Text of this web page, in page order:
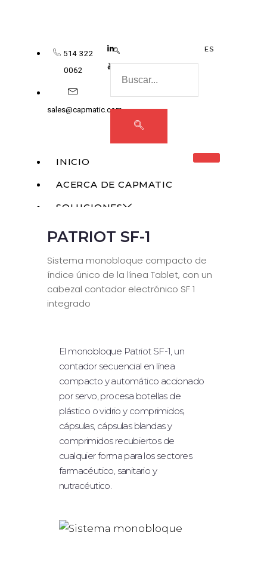
514 322
0062
sales@capmatic.com
ES
INICIO
ACERCA DE CAPMATIC
SOLUCIONES
MONOBLOQUE
RELLENO LÍQUIDO
DOSIFICACIÓN SÓLIDA
RELLENO DE POLVO
ETIQUETADO
SISTEMA ROBÓTICO
TABLEROS DE MESA
EQUIPAMIENTO OPCIONAL
INDUSTRIAS
FARMACÉUTICO/NUTRACÉUTICO
VIDA
PATRIOT SF-1
Sistema monobloque compacto de
índice único de la línea Tablet, con un
cabezal contador electrónico SF 1
integrado
El monobloque Patriot SF-1, un
contador secuencial en línea
compacto y automático accionado
por servo, procesa botellas de
plástico o vidrio y comprimidos,
cápsulas, cápsulas blandas y
comprimidos recubiertos de
cualquier forma para los sectores
farmacéutico, sanitario y
nutracéutico.